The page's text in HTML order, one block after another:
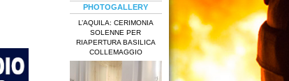
PHOTOGALLERY
L’AQUILA: CERIMONIA
SOLENNE PER
RIAPERTURA BASILICA
COLLEMAGGIO